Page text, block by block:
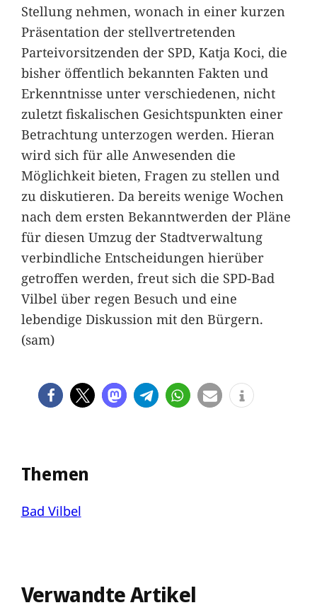
Stellung nehmen, wonach in einer kurzen
Präsentation der stellvertretenden
Parteivorsitzenden der SPD, Katja Koci, die
bisher öffentlich bekannten Fakten und
Erkenntnisse unter verschiedenen, nicht
zuletzt fiskalischen Gesichtspunkten einer
Betrachtung unterzogen werden. Hieran
wird sich für alle Anwesenden die
Möglichkeit bieten, Fragen zu stellen und
zu diskutieren. Da bereits wenige Wochen
nach dem ersten Bekanntwerden der Pläne
für diesen Umzug der Stadtverwaltung
verbindliche Entscheidungen hierüber
getroffen werden, freut sich die SPD-Bad
Vilbel über regen Besuch und eine
lebendige Diskussion mit den Bürgern.
(sam)
Themen
Bad Vilbel
Verwandte Artikel